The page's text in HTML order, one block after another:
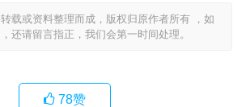
载或资料整理而成，版权归原作者所有 ，如
还请留言指正，我们会第一时间处理。
78赞